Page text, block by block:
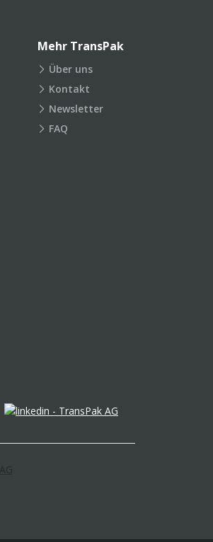
Mehr TransPak
Über uns
Kontakt
Newsletter
FAQ